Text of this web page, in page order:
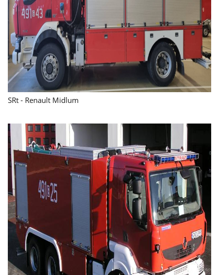
SRt - Renault Midlum